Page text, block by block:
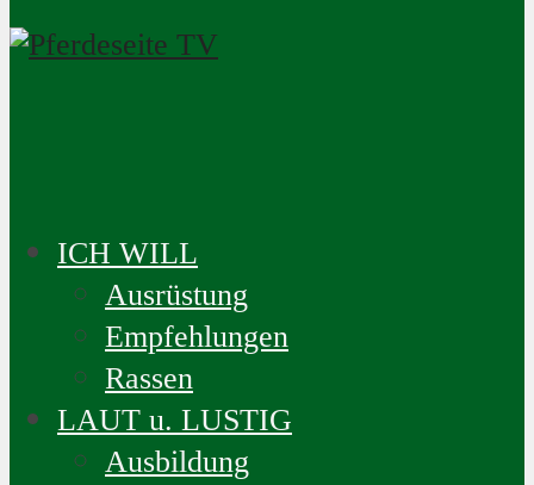
ICH WILL
Ausrüstung
Empfehlungen
Rassen
LAUT u. LUSTIG
Ausbildung